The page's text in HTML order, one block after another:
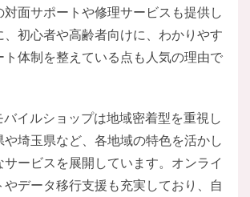
面サポートや修理サービスも提供し
、初心者や高齢者向けに、わかりやす
ト体制を整えている点も人気の理由で
バイルショップは地域密着型を重視し
埼玉県など、各地域の特色を活かし
ービスを展開しています。オンライ
やデータ移行支援も充実しており、自